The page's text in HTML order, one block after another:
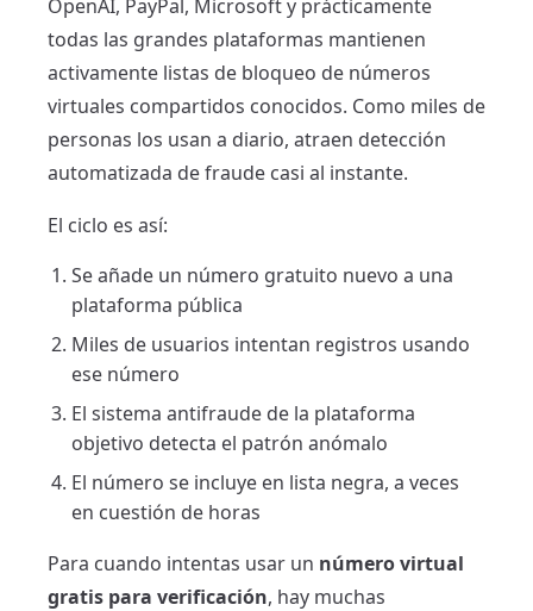
OpenAI, PayPal, Microsoft y prácticamente
todas las grandes plataformas mantienen
activamente listas de bloqueo de números
virtuales compartidos conocidos. Como miles de
personas los usan a diario, atraen detección
automatizada de fraude casi al instante.
El ciclo es así:
Se añade un número gratuito nuevo a una
plataforma pública
Miles de usuarios intentan registros usando
ese número
El sistema antifraude de la plataforma
objetivo detecta el patrón anómalo
El número se incluye en lista negra, a veces
en cuestión de horas
Para cuando intentas usar un número virtual
gratis para verificación, hay muchas